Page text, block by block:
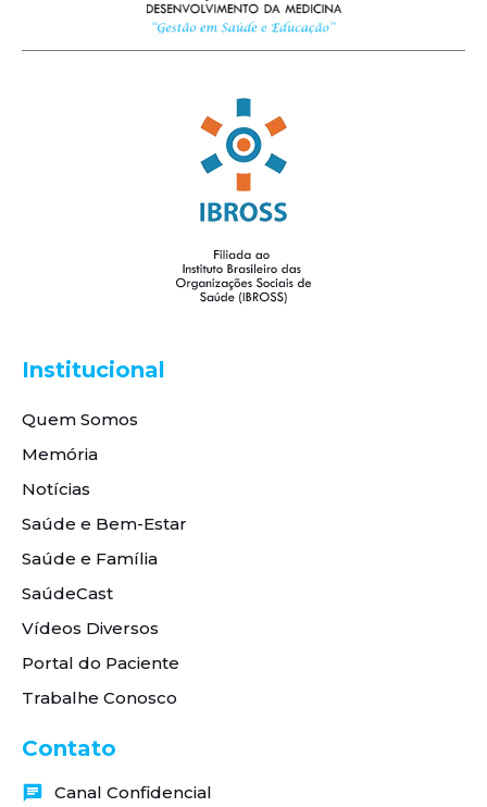
Institucional
Quem Somos
Memória
Notícias
Saúde e Bem-Estar
Saúde e Família
SaúdeCast
Vídeos Diversos
Portal do Paciente
Trabalhe Conosco
Contato
Canal Confidencial